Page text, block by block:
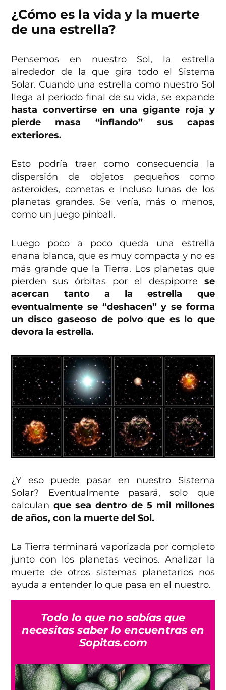
¿Cómo es la vida y la muerte
de una estrella?
Pensemos en nuestro Sol, la estrella
alrededor de la que gira todo el Sistema
Solar. Cuando una estrella como nuestro Sol
llega al periodo final de su vida, se expande
hasta convertirse en una gigante roja y
pierde masa “inflando” sus capas
exteriores.
Esto podría traer como consecuencia la
dispersión de objetos pequeños como
asteroides, cometas e incluso lunas de los
planetas grandes. Se vería, más o menos,
como un juego pinball.
Luego poco a poco queda una estrella
enana blanca, que es muy compacta y no es
más grande que la Tierra. Los planetas que
pierden sus órbitas por el despiporre se
acercan tanto a la estrella que
eventualmente se “deshacen” y se forma
un disco gaseoso de polvo que es lo que
devora la estrella.
¿Y eso puede pasar en nuestro Sistema
Solar? Eventualmente pasará, solo que
calculanque sea dentro de 5 mil millones
de años, con la muerte del Sol.
La Tierra terminará vaporizada por completo
junto con los planetas vecinos. Analizar la
muerte de otros sistemas planetarios nos
ayuda a entender lo que pasa en el nuestro.
Todo lo que no sabías que
necesitas saber lo encuentras en
Sopitas.com